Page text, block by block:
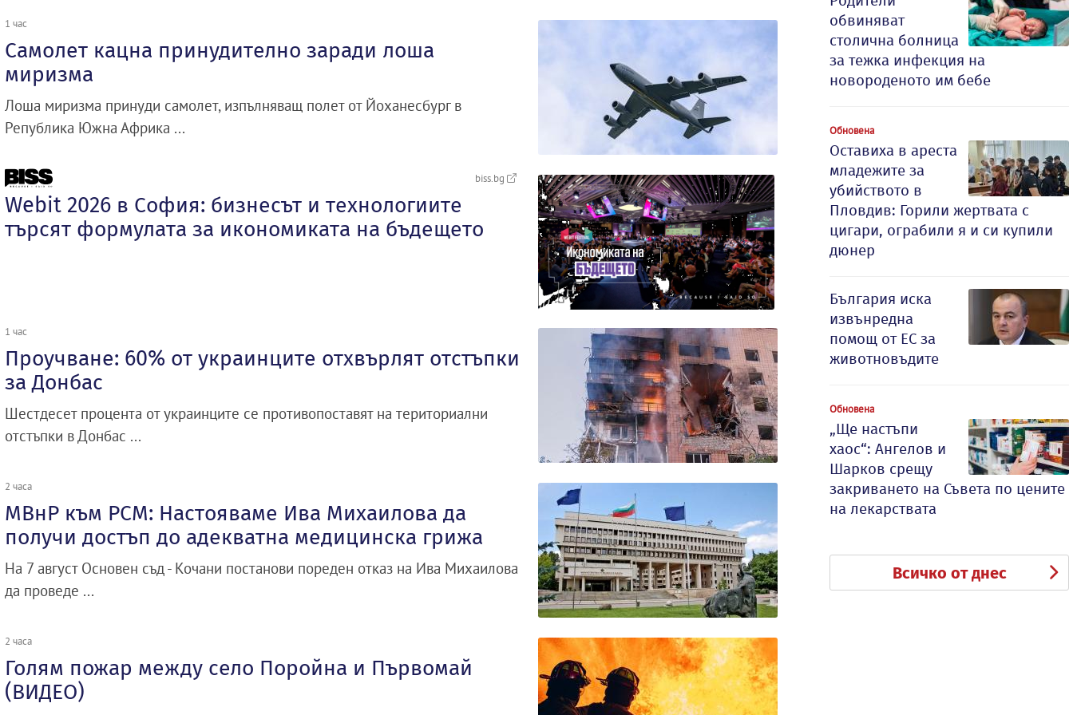
1 час
Самолет кацна принудително заради лоша
миризма
Лоша миризма принуди самолет, изпълняващ полет от Йоханесбург в
Република Южна Африка ...
biss.bg
Webit 2026 в София: бизнесът и технологиите
търсят формулата за икономиката на бъдещето
1 час
Проучване: 60% от украинците отхвърлят отстъпки
за Донбас
Шестдесет процента от украинците се противопоставят на териториални
отстъпки в Донбас ...
2 часа
МВнР към РСМ: Настояваме Ива Михаилова да
получи достъп до адекватна медицинска грижа
На 7 август Основен съд - Кочани постанови пореден отказ на Ива Михаилова
да проведе ...
2 часа
Голям пожар между село Поройна и Първомай
(ВИДЕО)
обвиняват
столична болница
за тежка инфекция на
новороденото им бебе
Обновена
Оставиха в ареста
младежите за
убийството в
Пловдив: Горили жертвата с
цигари, ограбили я и си купили
дюнер
България иска
извънредна
помощ от ЕС за
животновъдите
Обновена
„Ще настъпи
хаос“: Ангелов и
Шарков срещу
закриването на Съвета по цените
на лекарствата
Всичко от днес